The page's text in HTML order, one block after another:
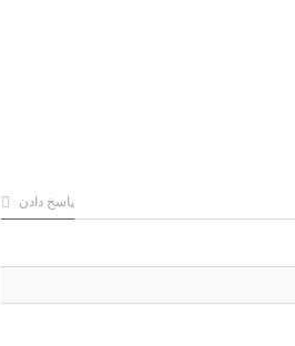
پاسخ دادن